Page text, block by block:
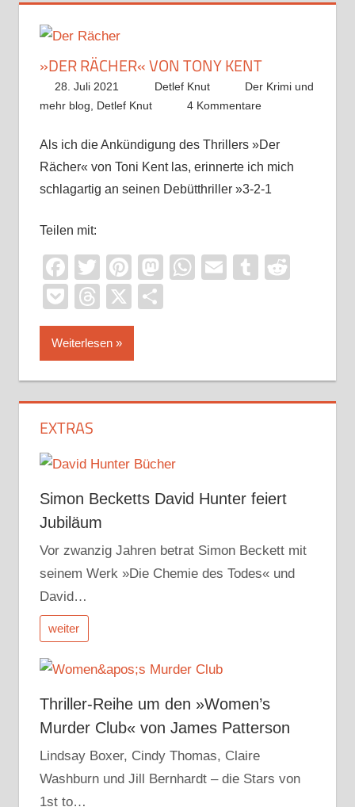
»DER RÄCHER« VON TONY KENT
28. Juli 2021 Detlef Knut
Der Krimi und
mehr blog
Detlef Knut 4 Kommentare
Als ich die Ankündigung des Thrillers »Der
Rächer« von Toni Kent las, erinnerte ich mich
schlagartig an seinen Debütthriller »3-2-1
Teilen mit:
Facebook
TwitterPinterest
Mastodon
WhatsApp
EmailTumblr
PocketThreads
X
Weiterlesen
EXTRAS
Simon Becketts David Hunter feiert
Jubiläum
Vor zwanzig Jahren betrat Simon Beckett mit
seinem Werk »Die Chemie des Todes« und
David…
weiter
Thriller-Reihe um den »Women’s
Murder Club« von James Patterson
Lindsay Boxer, Cindy Thomas, Claire
Washburn und Jill Bernhardt – die Stars von
1st to…